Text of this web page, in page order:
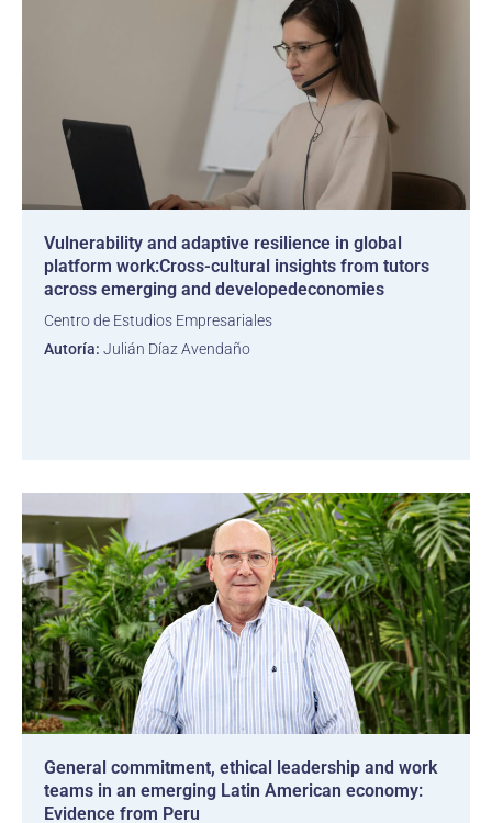
Vulnerability and adaptive resilience in global
platform work:Cross-cultural insights from tutors
across emerging and developedeconomies
Centro de Estudios Empresariales
Autoría: Julián Díaz Avendaño
General commitment, ethical leadership and work
teams in an emerging Latin American economy:
Evidence from Peru